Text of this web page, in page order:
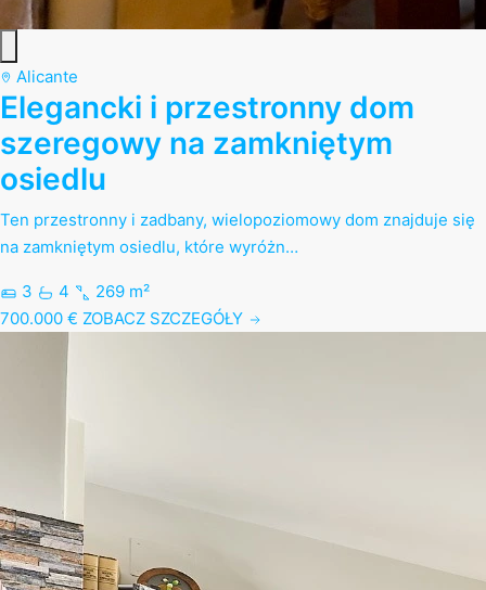
Alicante
Elegancki i przestronny dom
szeregowy na zamkniętym
osiedlu
Ten przestronny i zadbany, wielopoziomowy dom znajduje się
na zamkniętym osiedlu, które wyróżn…
3 4
269 m²
700.000 € ZOBACZ SZCZEGÓŁY